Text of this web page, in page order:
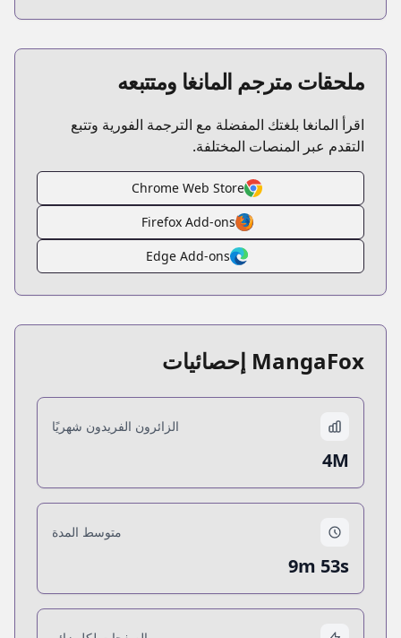
ملحقات مترجم المانغا ومتتبعه
اقرأ المانغا بلغتك المفضلة مع الترجمة الفورية وتتبع
التقدم عبر المنصات المختلفة.
Chrome Web Store
Firefox Add-ons
Edge Add-ons
MangaFox إحصائيات
الزائرون الفريدون شهريًا
4M
متوسط المدة
9m 53s